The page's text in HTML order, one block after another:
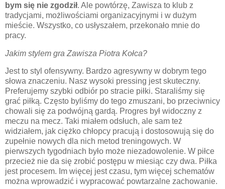
bym się nie zgodził. Ale powtórzę, Zawisza to klub z
tradycjami, możliwościami organizacyjnymi i w dużym
mieście. Wszystko, co usłyszałem, przekonało mnie do
pracy.
Jakim stylem gra Zawisza Piotra Kołca?
Jest to styl ofensywny. Bardzo agresywny w dobrym tego
słowa znaczeniu. Nasz wysoki pressing jest skuteczny.
Preferujemy szybki odbiór po stracie piłki. Staraliśmy się
grać piłką. Często byliśmy do tego zmuszani, bo przeciwnicy
chowali się za podwójną gardą. Progres był widoczny z
meczu na mecz. Taki miałem odsłuch, ale sam też
widziałem, jak ciężko chłopcy pracują i dostosowują się do
zupełnie nowych dla nich metod treningowych. W
pierwszych tygodniach było może niezadowolenie. W piłce
przecież nie da się zrobić postępu w miesiąc czy dwa. Piłka
jest procesem. Im więcej jest czasu, tym więcej schematów
można wprowadzić i wypracować powtarzalne zachowanie.